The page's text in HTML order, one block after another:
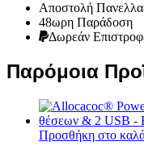
Αποστολή
48ωρη Παράδοση
Δωρεάν
Παρόμοια
Προσθήκη στο